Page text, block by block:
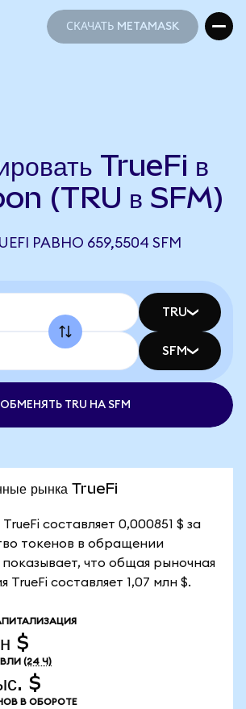
СКАЧАТЬ METAMASK
TrueFi в
(TRU в SFM)
РАВНО 659,5504 SFM
TRU
SFM
ОБМЕНЯТЬ TRU НА SFM
рынка TrueFi
составляет 0,000851 $ за
токенов в обращении
показывает, что общая рыночная
TrueFi составляет 1,07 млн $.
$
(24 Ч)
$
В ОБОРОТЕ